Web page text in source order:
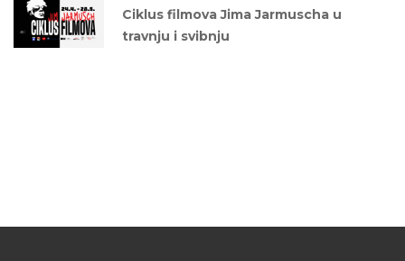
Ciklus filmova Jima Jarmuscha u
travnju i svibnju